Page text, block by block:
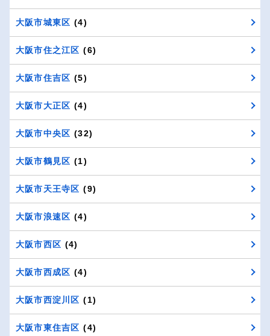
大阪市城東区 (4)
大阪市住之江区 (6)
大阪市住吉区 (5)
大阪市大正区 (4)
大阪市中央区 (32)
大阪市鶴見区 (1)
大阪市天王寺区 (9)
大阪市浪速区 (4)
大阪市西区 (4)
大阪市西成区 (4)
大阪市西淀川区 (1)
大阪市東住吉区 (4)